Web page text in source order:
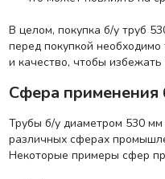
В целом, покупка б/у труб
перед покупкой
и качество, чтобы
Сфера применения
Трубы б/у диаметром 530 мм
различных сферах
Некоторые примеры сфер